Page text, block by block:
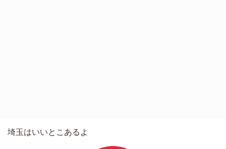
埼玉はいいとこあるよ